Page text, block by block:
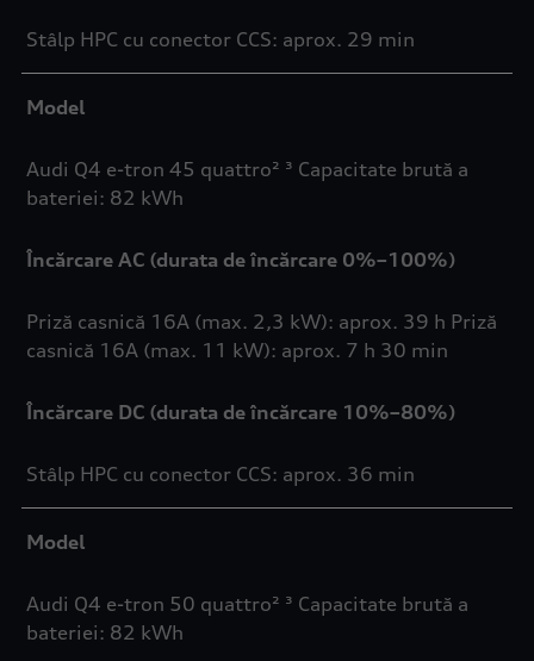
Stâlp HPC cu conector CCS: aprox. 29 min
Model
Audi Q4 e-tron 45 quattro² ³ Capacitate brută a
bateriei: 82 kWh
Încărcare AC (durata de încărcare 0%–100%)
Priză casnică 16A (max. 2,3 kW): aprox. 39 h Priză
casnică 16A (max. 11 kW): aprox. 7 h 30 min
Încărcare DC (durata de încărcare 10%–80%)
Stâlp HPC cu conector CCS: aprox. 36 min
Model
Audi Q4 e-tron 50 quattro² ³ Capacitate brută a
bateriei: 82 kWh